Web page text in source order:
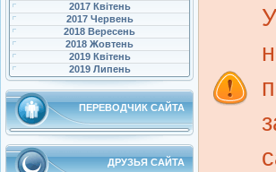
2017 Квітень
2017 Червень
2018 Вересень
2018 Жовтень
2019 Квітень
2019 Липень
ПЕРЕВОДЧИК САЙТА
ДРУЗЬЯ САЙТА